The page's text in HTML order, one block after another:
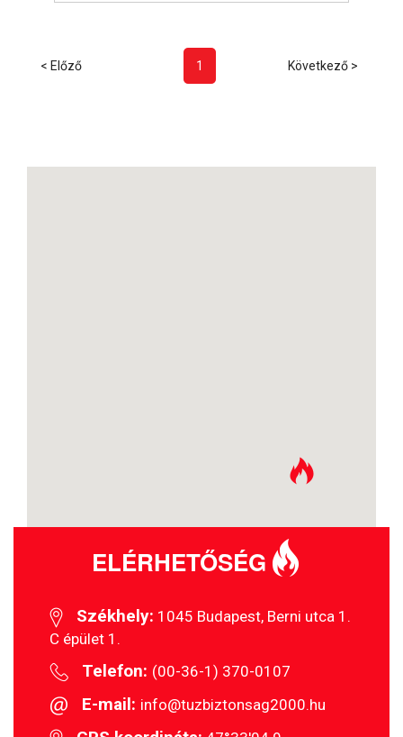
< Előző 1 Következő >
ELÉRHETŐSÉG
Székhely: 1045 Budapest, Berni utca 1.
C épület 1.
Telefon: (00-36-1) 370-0107
E-mail: info@tuzbiztonsag2000.hu